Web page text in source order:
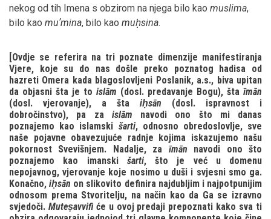
nekog od tih Imena s obzirom na njega bilo kao muslima,
bilo kao muʼmina, bilo kao muḥsina.
[Ovdje se referira na tri poznate dimenzije manifestiranja
Vjere, koje su do nas došle preko poznatog hadisa od
hazreti Omera kada blagoslovljeni Poslanik, a.s., biva upitan
da objasni šta je to islām (dosl. predavanje Bogu), šta īmān
(dosl. vjerovanje), a šta iḥsān (dosl. ispravnost i
dobročinstvo), pa za islām navodi ono što mi danas
poznajemo kao islamski šarti, odnosno obredoslovlje, sve
naše pojavne obavezujuće radnje kojima iskazujemo našu
pokornost Svevišnjem. Nadalje, za īmān navodi ono što
poznajemo kao imanski šarti, što je već u domenu
nepojavnog, vjerovanje koje nosimo u duši i svjesni smo ga.
Konačno,iḥsān on slikovito definira najdubljim i najpotpunijim
odnosom prema Stvoritelju, na način kao da Ga se izravno
svjedoči. Muteṣavvifiće u ovoj predaji prepoznati kako sva ti